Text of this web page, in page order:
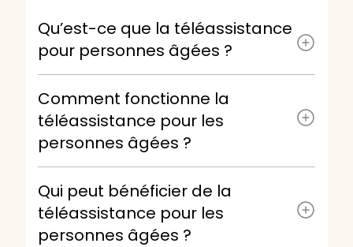
Qu’est-ce que la téléassistance
pour personnes âgées ?
Comment fonctionne la
téléassistance pour les
personnes âgées ?
Qui peut bénéficier de la
téléassistance pour les
personnes âgées ?